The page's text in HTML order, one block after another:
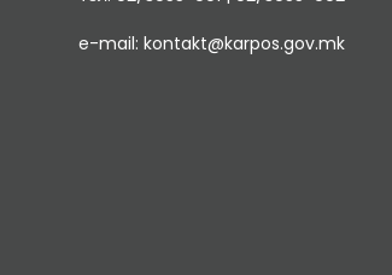
e-mail: kontakt@karpos.gov.mk